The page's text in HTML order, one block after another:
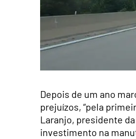
Depois de um ano
prejuízos, “pela
Laranjo, presidente
investimento na